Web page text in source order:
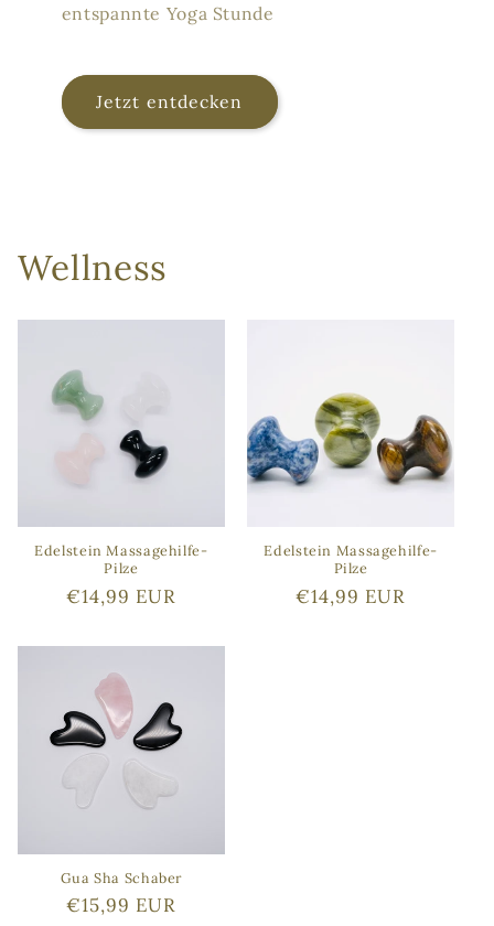
entspannte Yoga Stunde
Jetzt entdecken
Wellness
Edelstein Massagehilfe-
Pilze
Normaler
€14,99 EUR
Edelstein Massagehilfe-
Pilze
Normaler
€14,99 EUR
Gua Sha Schaber
Normaler
€15,99 EUR